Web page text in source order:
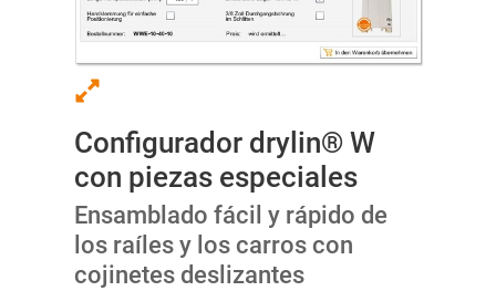
Configurador drylin® W
con piezas especiales
Ensamblado fácil y rápido de
los raíles y los carros con
cojinetes deslizantes